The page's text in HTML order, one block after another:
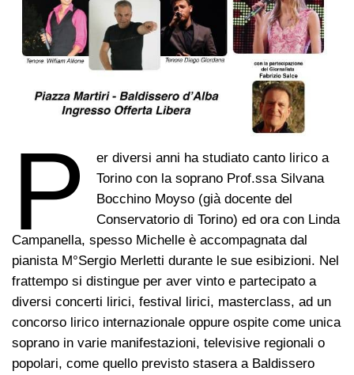
P
er diversi anni ha studiato canto lirico a
Torino con la soprano Prof.ssa Silvana
Bocchino Moyso (già docente del
Conservatorio di Torino) ed ora con Linda
Campanella, spesso Michelle è accompagnata dal
pianista M°Sergio Merletti durante le sue esibizioni. Nel
frattempo si distingue per aver vinto e partecipato a
diversi concerti lirici, festival lirici, masterclass, ad un
concorso lirico internazionale oppure ospite come unica
soprano in varie manifestazioni, televisive regionali o
popolari, come quello previsto stasera a Baldissero